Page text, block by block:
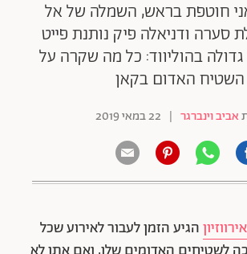
חוטפת בראש, השמלה של אל
סערה ודניאלה פיק נותנת פייט
בהוליווד: כל מה שקרה על
השטיח האדום בקאן
אביב וינברגר | 22 במאי 2019
הגיע הזמן לעבור לאירוע שכל